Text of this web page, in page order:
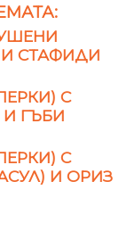
СТАФИДИ
С
ГЪБИ
С
И ОРИЗ